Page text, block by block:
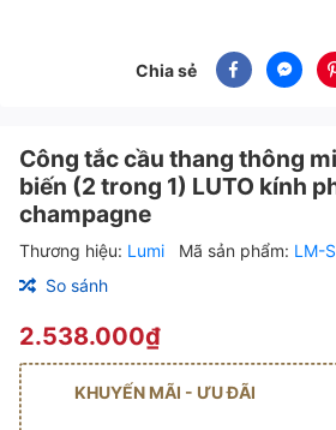
Chia sẻ
Công tắc cầu thang thông
biến (2 trong 1) LUTO kính
champagne
Thương hiệu: Lumi Mã sản phẩm: LM-
So sánh
2.538.000₫
KHUYẾN MÃI - ƯU ĐÃI